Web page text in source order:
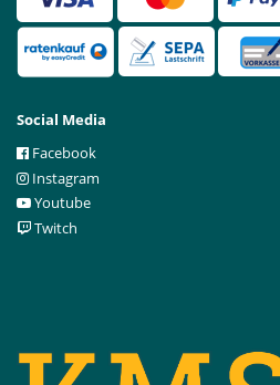
Social Media
Facebook
Instagram
Youtube
Twitch